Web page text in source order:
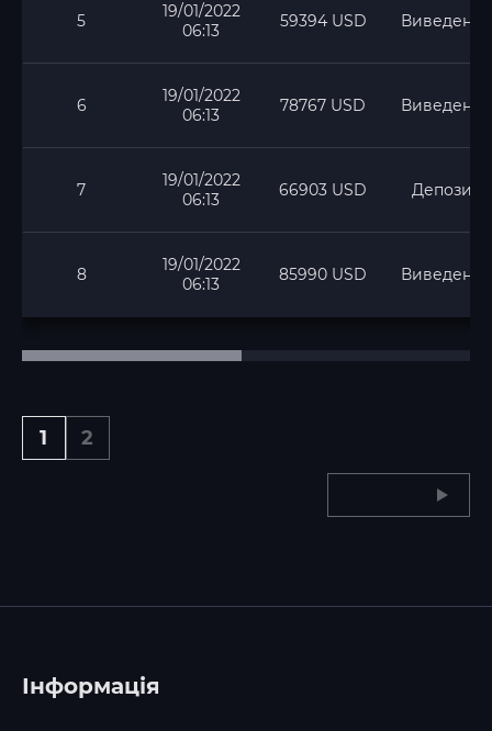
5
19/01/2022
06:13
59394 USD Виведення
6
19/01/2022
06:13
78767 USD Виведення
7
19/01/2022
06:13
66903 USD Депозит
8
19/01/2022
06:13
85990 USD Виведення
1 2
Інформація